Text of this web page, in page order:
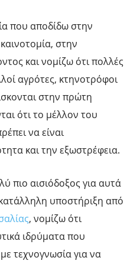
που αποδίδω στην
στην
και νομίζω ότι πολλές
αγρότες, κτηνοτρόφοι
στην πρώτη
ότι το μέλλον του
να είναι
και την εξωστρέφεια.
πιο αισιόδοξος για αυτά
υποστήριξη από
, νομίζω ότι
ιδρύματα που
τεχνογνωσία για να